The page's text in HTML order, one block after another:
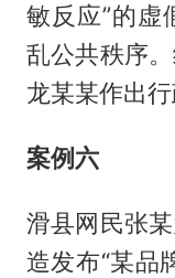
敏反应”的虚
乱公共秩序
龙某某作出行
案例六
滑县网民张
造发布“某品